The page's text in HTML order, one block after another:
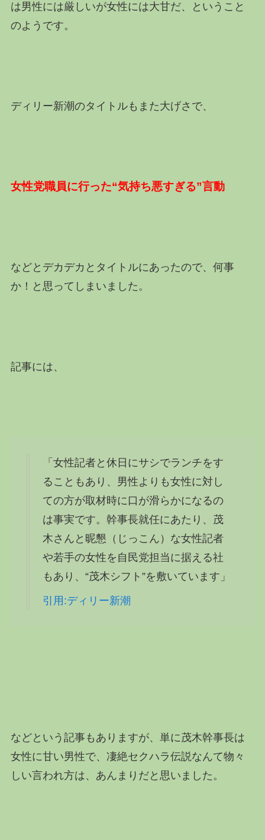
は男性には厳しいが女性には大甘だ、ということ
のようです。
ディリー新潮のタイトルもまた大げさで、
女性党職員に行った“気持ち悪すぎる”言動
などとデカデカとタイトルにあったので、何事
か！と思ってしまいました。
記事には、
「女性記者と休日にサシでランチをす
ることもあり、男性よりも女性に対し
ての方が取材時に口が滑らかになるの
は事実です。幹事長就任にあたり、茂
木さんと昵懇（じっこん）な女性記者
や若手の女性を自民党担当に据える社
もあり、“茂木シフト”を敷いています」
引用:ディリー新潮
などという記事もありますが、単に茂木幹事長は
女性に甘い男性で、凄絶セクハラ伝説なんて物々
しい言われ方は、あんまりだと思いました。